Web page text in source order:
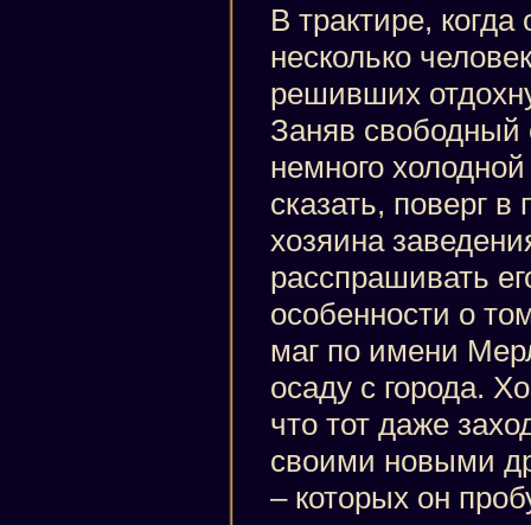
В трактире,
несколько
решивших
Заняв свободный
немного
сказать, поверг
хозяина
расспрашивать
особенности о
маг по имени
осаду с города.
что тот даже
своими новыми
– которых он